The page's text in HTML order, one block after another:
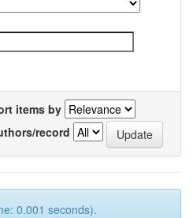
items by
record
0.001 seconds).